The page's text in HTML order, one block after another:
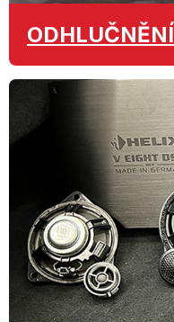
ODHLUČNĚNÍ